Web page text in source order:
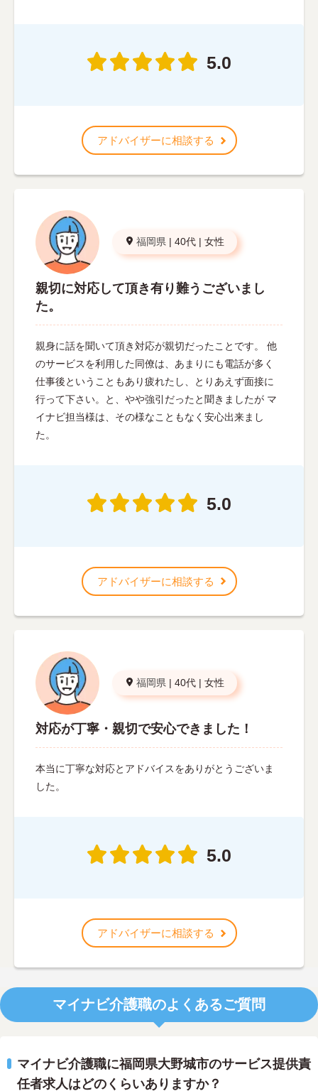
5.0
アドバイザーに相談する
福岡県 | 40代 | 女性
親切に対応して頂き有り難うございまし
た。
親身に話を聞いて頂き対応が親切だったことです。 他
のサービスを利用した同僚は、あまりにも電話が多く
仕事後ということもあり疲れたし、とりあえず面接に
行って下さい。と、やや強引だったと聞きましたが マ
イナビ担当様は、その様なこともなく安心出来まし
た。
5.0
アドバイザーに相談する
福岡県 | 40代 | 女性
対応が丁寧・親切で安心できました！
本当に丁寧な対応とアドバイスをありがとうございま
した。
5.0
アドバイザーに相談する
マイナビ介護職のよくあるご質問
マイナビ介護職に福岡県大野城市のサービス提供責
任者求人はどのくらいありますか？